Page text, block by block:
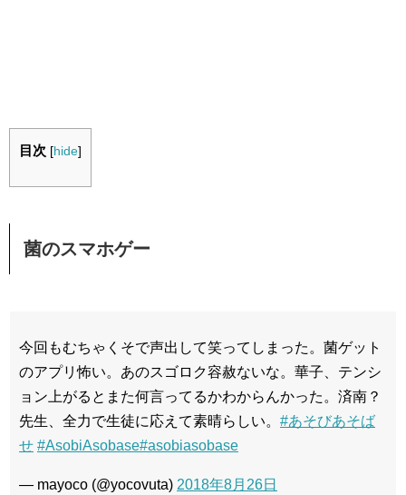
目次 [hide]
菌のスマホゲー
今回もむちゃくそで声出して笑ってしまった。菌ゲット
のアプリ怖い。あのスゴロク容赦ないな。華子、テンシ
ョン上がるとまた何言ってるかわからんかった。済南？
先生、全力で生徒に応えて素晴らしい。 #あそびあそば
せ #AsobiAsobase#asobiasobase
— mayoco (@yocovuta) 2018年8月26日